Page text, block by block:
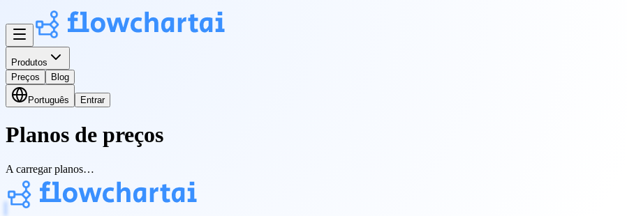
Produtos
Preços
Blog
Português Entrar
Planos de preços
A carregar planos…